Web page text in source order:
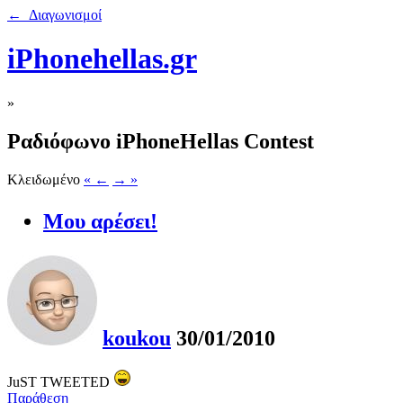
← Διαγωνισμοί
iPhonehellas.gr
»
Ραδιόφωνο iPhoneHellas Contest
Κλειδωμένο « ← → »
Μου αρέσει!
koukou 30/01/2010
JuST TWEETED
Παράθεση